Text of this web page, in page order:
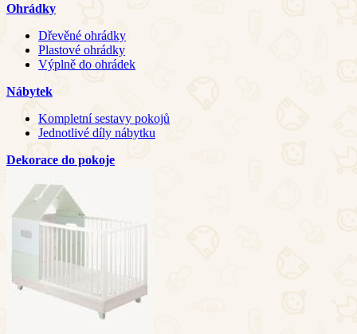
Ohrádky
Dřevěné ohrádky
Plastové ohrádky
Výplně do ohrádek
Nábytek
Kompletní sestavy pokojů
Jednotlivé díly nábytku
Dekorace do pokoje